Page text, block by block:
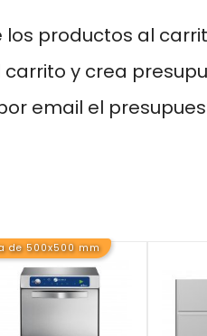
los productos al
carrito y crea
email el
de 500x500 mm